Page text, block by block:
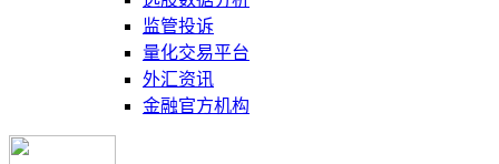
监管投诉
量化交易平台
外汇资讯
金融官方机构